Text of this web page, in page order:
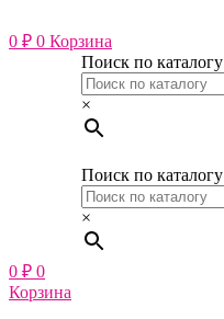
к
содержимому
0 ₽ 0 Корзина
Поиск по каталогу
×
Поиск по каталогу
×
0 ₽ 0
Корзина